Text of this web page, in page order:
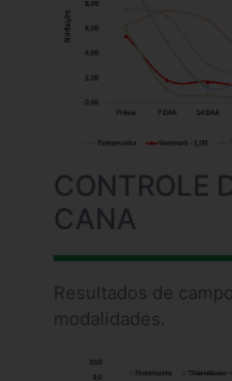
CONTROLE
CANA
Resultados de
modalidades.